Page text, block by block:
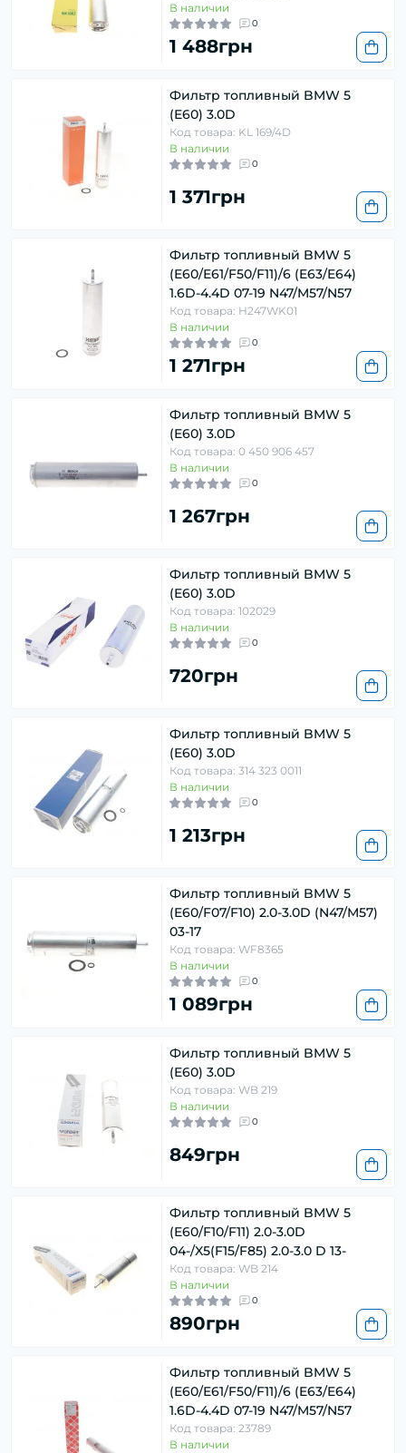
В наличии
0
1 488грн
Фильтр топливный BMW 5
(E60) 3.0D
Код товара: KL 169/4D
В наличии
0
1 371грн
Фильтр топливный BMW 5
(E60/E61/F50/F11)/6 (E63/E64)
1.6D-4.4D 07-19 N47/M57/N57
Код товара: H247WK01
В наличии
0
1 271грн
Фильтр топливный BMW 5
(E60) 3.0D
Код товара: 0 450 906 457
В наличии
0
1 267грн
Фильтр топливный BMW 5
(E60) 3.0D
Код товара: 102029
В наличии
0
720грн
Фильтр топливный BMW 5
(E60) 3.0D
Код товара: 314 323 0011
В наличии
0
1 213грн
Фильтр топливный BMW 5
(E60/F07/F10) 2.0-3.0D (N47/M57)
03-17
Код товара: WF8365
В наличии
0
1 089грн
Фильтр топливный BMW 5
(E60) 3.0D
Код товара: WB 219
В наличии
0
849грн
Фильтр топливный BMW 5
(E60/F10/F11) 2.0-3.0D
04-/X5(F15/F85) 2.0-3.0 D 13-
Код товара: WB 214
В наличии
0
890грн
Фильтр топливный BMW 5
(E60/E61/F50/F11)/6 (E63/E64)
1.6D-4.4D 07-19 N47/M57/N57
Код товара: 23789
В наличии